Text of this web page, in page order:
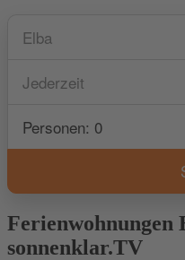
Ferienwohnungen
sonnenklar.TV